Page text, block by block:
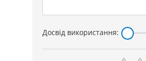
Досвід використання: